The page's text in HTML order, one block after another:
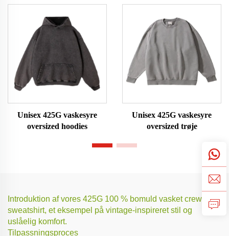
Unisex 425G vaskesyre
oversized hoodies
Unisex 425G vaskesyre
oversized trøje
Introduktion af vores 425G 100 % bomuld vasket crew neck
sweatshirt, et eksempel på vintage-inspireret stil og
uslåelig komfort.
Tilpassningsproces